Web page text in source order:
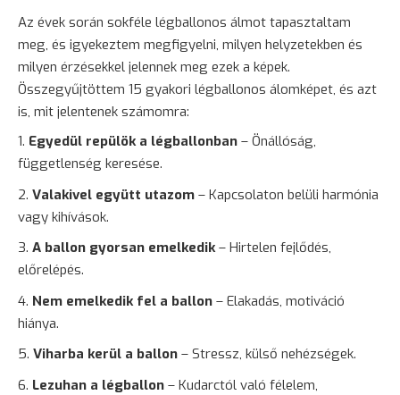
Az évek során sokféle légballonos álmot tapasztaltam
meg, és igyekeztem megfigyelni, milyen helyzetekben és
milyen érzésekkel jelennek meg ezek a képek.
Összegyűjtöttem 15 gyakori légballonos álomképet, és azt
is, mit jelentenek számomra:
Egyedül repülök a légballonban – Önállóság,
függetlenség keresése.
Valakivel együtt utazom – Kapcsolaton belüli harmónia
vagy kihívások.
A ballon gyorsan emelkedik– Hirtelen fejlődés,
előrelépés.
Nem emelkedik fel a ballon – Elakadás, motiváció
hiánya.
Viharba kerül a ballon – Stressz, külső nehézségek.
Lezuhan a légballon – Kudarctól való félelem,